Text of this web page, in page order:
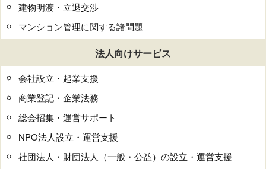
建物明渡・立退交渉
マンション管理に関する諸問題
法人向けサービス
会社設立・起業支援
商業登記・企業法務
総会招集・運営サポート
NPO法人設立・運営支援
社団法人・財団法人（一般・公益）の設立・運営支援